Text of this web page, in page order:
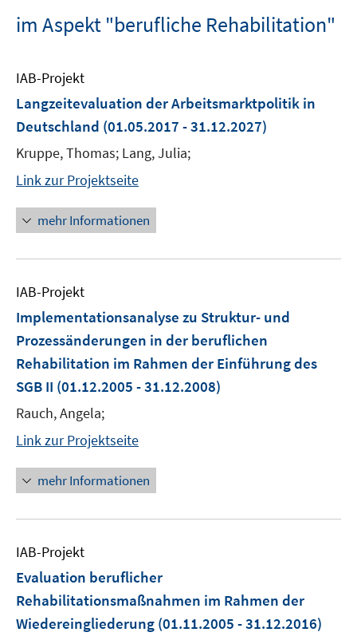
im Aspekt "berufliche Rehabilitation"
IAB-Projekt
Langzeitevaluation der Arbeitsmarktpolitik in
Deutschland (01.05.2017 - 31.12.2027)
Kruppe, Thomas; Lang, Julia;
Link zur Projektseite
mehr Informationen
IAB-Projekt
Implementationsanalyse zu Struktur- und
Prozessänderungen in der beruflichen
Rehabilitation im Rahmen der Einführung des
SGB II (01.12.2005 - 31.12.2008)
Rauch, Angela;
Link zur Projektseite
mehr Informationen
IAB-Projekt
Evaluation beruflicher
Rehabilitationsmaßnahmen im Rahmen der
Wiedereingliederung (01.11.2005 - 31.12.2016)